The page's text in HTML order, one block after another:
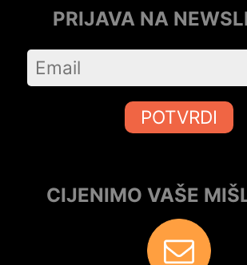
PRIJAVA NA
POTVRDI
CIJENIMO VAŠE